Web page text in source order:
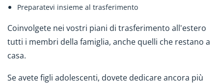
Preparatevi insieme al trasferimento
Coinvolgete nei vostri piani di trasferimento all'estero
tutti i membri della famiglia, anche quelli che restano a
casa.
Se avete figli adolescenti, dovete dedicare ancora più